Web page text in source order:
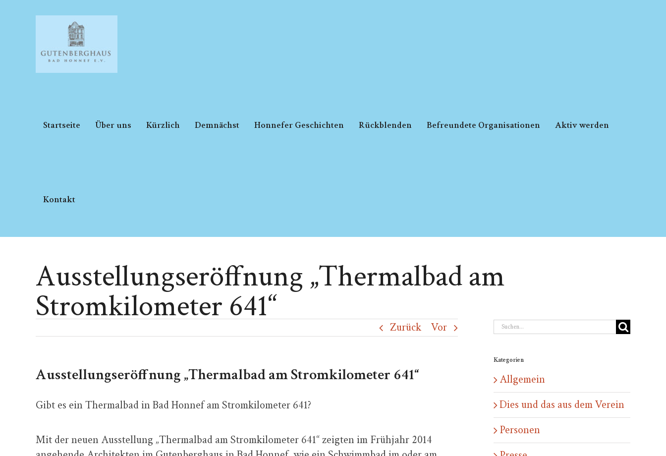
Startseite Über uns Kürzlich Demnächst Honnefer Geschichten Rückblenden Befreundete Organisationen Aktiv werden
Kontakt
Ausstellungseröffnung „Thermalbad am
Stromkilometer 641“
Zurück Vor
Ausstellungseröffnung „Thermalbad am Stromkilometer 641“
Gibt es ein Thermalbad in Bad Honnef am Stromkilometer 641?
Mit der neuen Ausstellung „Thermalbad am Stromkilometer 641“ zeigten im Frühjahr 2014
Suche
Kategorien
Allgemein
Dies und das aus dem Verein
Personen